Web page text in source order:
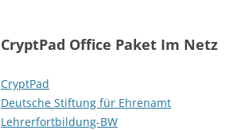
CryptPad Office Paket Im Netz
CryptPad
Deutsche Stiftung für Ehrenamt
Lehrerfortbildung-BW